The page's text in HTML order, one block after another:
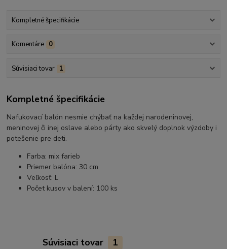
Kompletné špecifikácie
Komentáre 0
Súvisiaci tovar 1
Kompletné špecifikácie
Nafukovací balón nesmie chýbať na každej narodeninovej,
meninovej či inej oslave alebo párty ako skvelý doplnok výzdoby i
potešenie pre deti.
Farba: mix farieb
Priemer balóna: 30 cm
Veľkosť: L
Počet kusov v balení: 100 ks
Súvisiaci tovar 1